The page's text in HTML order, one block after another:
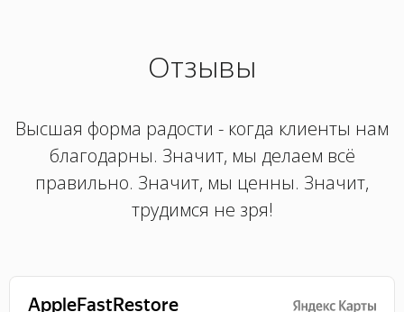
Отзывы
Высшая форма радости - когда клиенты нам
благодарны. Значит, мы делаем всё
правильно. Значит, мы ценны. Значит,
трудимся не зря!